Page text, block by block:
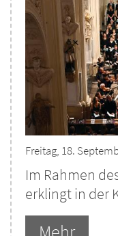
Freitag, 18.
Im Rahmen
erklingt in der